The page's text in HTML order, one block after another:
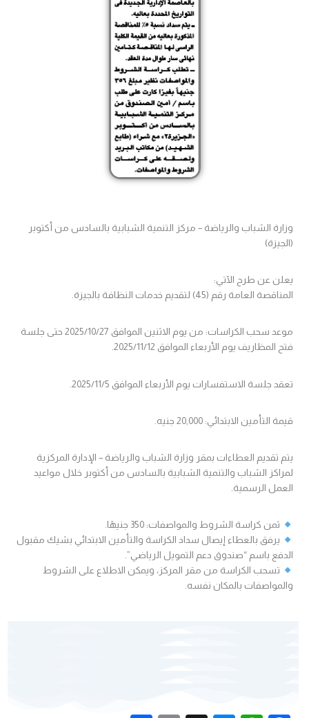
وزارة الشباب والرياضة – مركز التنمية الشبابية بالسادس من أكتوبر
(الجيزة)
يعلن عن طرح الآتي:
المناقصة العامة رقم (45) لتقديم خدمات النظافة بالجيزة.
موعد سحب الكراسات: من يوم الاثنين الموافق 2025/10/27 حتى جلسة
فتح المظاريف يوم الأربعاء الموافق 2025/11/12.
تعقد جلسة الاستفسارات يوم الأربعاء الموافق 2025/11/5.
قيمة التأمين الابتدائي: 20,000 جنيه.
يتم تقديم العطاءات بمقر وزارة الشباب والرياضة – الإدارة المركزية
لمراكز الشباب والتنمية الشبابية بالسادس من أكتوبر خلال مواعيد
العمل الرسمية.
ثمن كراسة الشروط والمواصفات: 350 جنيهًا.
يرفق بالعطاء إيصال سداد الكراسة والتأمين الابتدائي بشيك مقبول
الدفع باسم “صندوق دعم التمويل الرياضي”.
تسحب الكراسة من مقر المركز، ويمكن الاطلاع على الشروط
والمواصفات بالمكان نفسه.